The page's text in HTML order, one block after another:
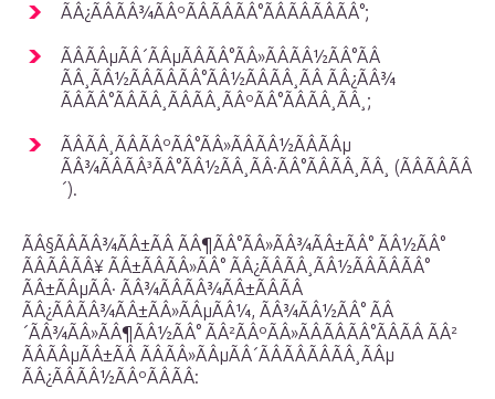
ÃÂ¿ÃÂÃÂ¾ÃÂºÃÂÃÂÃÂ°ÃÂÃÂÃÂÃÂ°;
ÃÂÃÂµÃÂ´ÃÂµÃÂÃÂ°ÃÂ»ÃÂÃÂ½ÃÂ°ÃÂ
ÃÂ¸ÃÂ½ÃÂÃÂÃÂ°ÃÂ½ÃÂÃÂ¸ÃÂ ÃÂ¿ÃÂ¾
ÃÂÃÂ°ÃÂÃÂ¸ÃÂÃÂ¸ÃÂºÃÂ°ÃÂÃÂ¸ÃÂ¸;
ÃÂÃÂ¸ÃÂÃÂºÃÂ°ÃÂ»ÃÂÃÂ½ÃÂÃÂµ
ÃÂ¾ÃÂÃÂ³ÃÂ°ÃÂ½ÃÂ¸ÃÂ·ÃÂ°ÃÂÃÂ¸ÃÂ¸ (ÃÂÃÂÃÂ
´).
ÃÂ§ÃÂÃÂ¾ÃÂ±ÃÂ ÃÂ¶ÃÂ°ÃÂ»ÃÂ¾ÃÂ±ÃÂ° ÃÂ½ÃÂ°
ÃÂÃÂÃÂ¥ ÃÂ±ÃÂÃÂ»ÃÂ° ÃÂ¿ÃÂÃÂ¸ÃÂ½ÃÂÃÂÃÂ°
ÃÂ±ÃÂµÃÂ· ÃÂ¾ÃÂÃÂ¾ÃÂ±ÃÂÃÂ
ÃÂ¿ÃÂÃÂ¾ÃÂ±ÃÂ»ÃÂµÃÂ¼, ÃÂ¾ÃÂ½ÃÂ° ÃÂ
´ÃÂ¾ÃÂ»ÃÂ¶ÃÂ½ÃÂ° ÃÂ²ÃÂºÃÂ»ÃÂÃÂÃÂ°ÃÂÃÂ ÃÂ²
ÃÂÃÂµÃÂ±ÃÂ ÃÂÃÂ»ÃÂµÃÂ´ÃÂÃÂÃÂÃÂ¸ÃÂµ
ÃÂ¿ÃÂÃÂ½ÃÂºÃÂÃÂ: